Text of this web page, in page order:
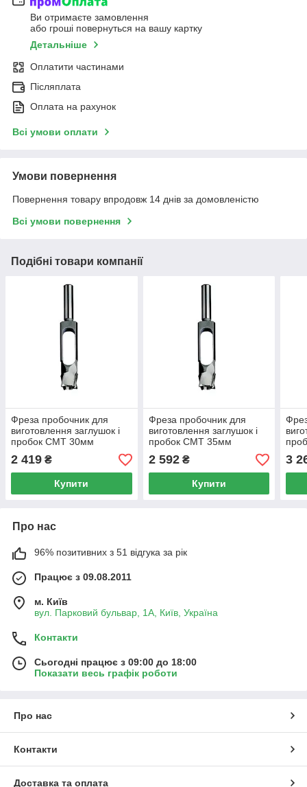
Ви отримаєте замовлення
або гроші повернуться на вашу картку
Детальніше
Оплатити частинами
Післяплата
Оплата на рахунок
Всі умови оплати
Умови повернення
Повернення товару впродовж 14 днів за домовленістю
Всі умови повернення
Подібні товари компанії
Фреза пробочник для
виготовлення заглушок і
пробок CMT 30мм
2 419 ₴
Купити
Фреза пробочник для
виготовлення заглушок і
пробок CMT 35мм
2 592₴
Купити
3
Про нас
96% позитивних з 51 відгука за рік
Працює з 09.08.2011
м. Київ
вул. Парковий бульвар, 1А, Київ, Україна
Контакти
Сьогодні працює з 09:00 до 18:00
Показати весь графік роботи
Про нас
Контакти
Доставка та оплата